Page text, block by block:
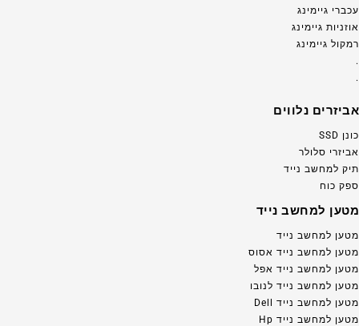
עכברי גיימינג
אוזניות גיימינג
רמקול גיימינג
.
.
אביזרים נלווים
כונן SSD
אביזרי סלולר
תיק למחשב נייד
ספק כוח
מטען למחשב נייד
מטען למחשב נייד
מטען למחשב נייד אסוס
מטען למחשב נייד אפל
מטען למחשב נייד לנובו
מטען למחשב נייד Dell
מטען למחשב נייד Hp